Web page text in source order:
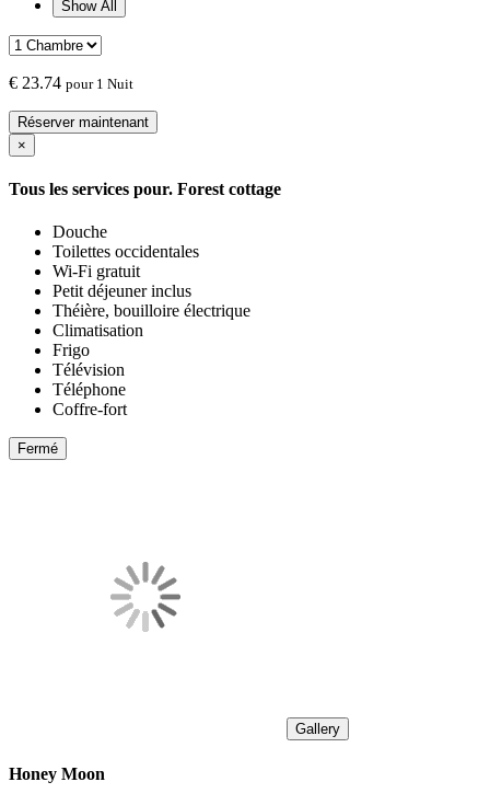
Show All
€ 23.74 pour 1 Nuit
Réserver maintenant
×
Tous les services pour. Forest cottage
Douche
Toilettes occidentales
Wi-Fi gratuit
Petit déjeuner inclus
Théière, bouilloire électrique
Climatisation
Frigo
Télévision
Téléphone
Coffre-fort
Fermé
Gallery
Honey Moon